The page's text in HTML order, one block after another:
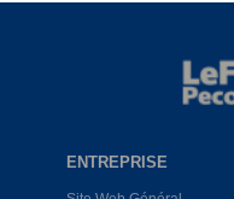
ENTREPRISE